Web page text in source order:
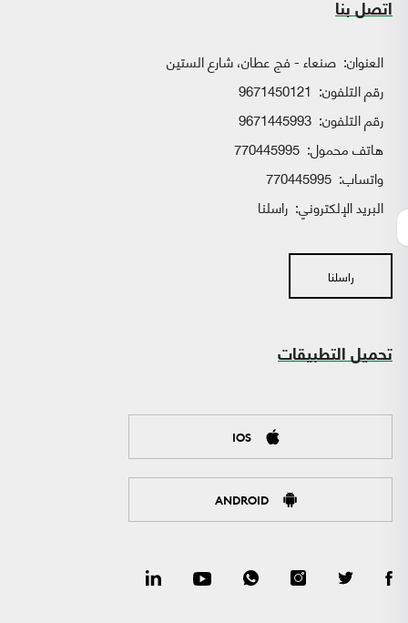
اتصل بنا
العنوان: صنعاء - فج عطان، شارع الستين
رقم التلفون: 9671450121
رقم التلفون: 9671445993
هاتف محمول: 770445995
واتساب:
البريد الإلكتروني: راسلنا
راسلنا
تحميل التطبيقات
IOS
ANDROID